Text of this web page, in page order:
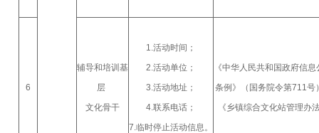
6
辅导和培训基
层
文化骨干
1.活动时间；
2.活动单位；
3.活动地址；
4.联系电话；
7.临时停止活动信息。
《中华人民共和国政府信息
条例》（国务院令第711号
《乡镇综合文化站管理办